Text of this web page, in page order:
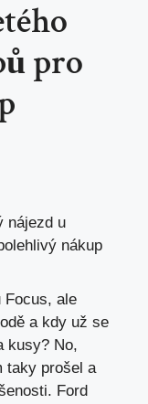
pro
nájezd u
nákup
Focus, ale
a kdy už se
kusy? No,
taky prošel a
Ford